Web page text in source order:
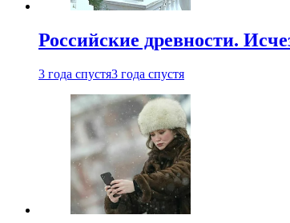
Российские древности.
3 года спустя3 года спустя